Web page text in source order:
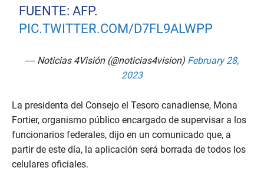
FUENTE: AFP.
PIC.TWITTER.COM/D7FL9ALWPP
— Noticias 4Visión (@noticias4vision) February 28,
2023
La presidenta del Consejo el Tesoro canadiense, Mona
Fortier, organismo público encargado de supervisar a los
funcionarios federales, dijo en un comunicado que, a
partir de este día, la aplicación será borrada de todos los
celulares oficiales.